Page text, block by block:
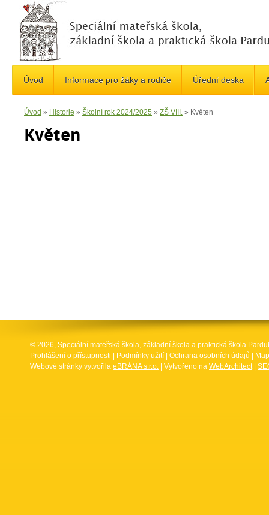
Úvod Informace pro žáky a rodiče Úřední deska
Úvod » Historie » Školní rok 2024/2025 » ZŠ VIII. » Květen
Květen
© 2026, Speciální mateřská škola, základní škola a praktická škola
Prohlášení o přístupnosti
Podmínky užití Ochrana osobních údajů
Webové stránky vytvořila eBRÁNA s.r.o. | Vytvořeno na WebArchitect|